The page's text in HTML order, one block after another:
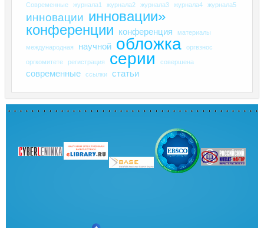
Современные
журнала1 журнала2 журнала3 журнала4 журнала5
инновации инновации»
конференции
конференция материалы
международная научной обложка оргвзнос
оргкомитете регистрация серии совершена
современные ссылки статьи